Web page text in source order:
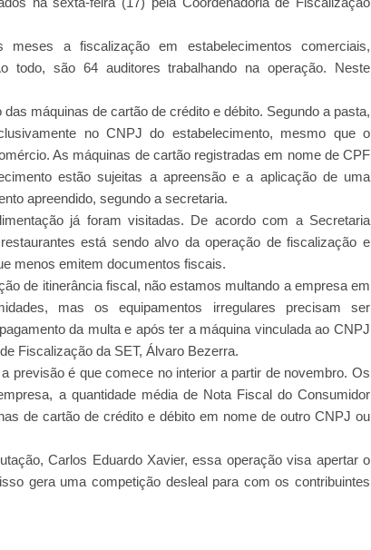
a fiscalização em estabelecimentos comerciais,
todo, são 64 auditores trabalhando na operação. Neste
máquinas de cartão de crédito e débito. Segundo a pasta,
no CNPJ do estabelecimento, mesmo que o
As máquinas de cartão registradas em nome de CPF
estão sujeitas a apreensão e a aplicação de uma
apreendido, segundo a secretaria.
já foram visitadas. De acordo com a Secretaria
está sendo alvo da operação de fiscalização e
menos emitem documentos fiscais.
de itinerância fiscal, não estamos multando a empresa em
mas os equipamentos irregulares precisam ser
da multa e após ter a máquina vinculada ao CNPJ
Fiscalização da SET, Álvaro Bezerra.
previsão é que comece no interior a partir de novembro. Os
a quantidade média de Nota Fiscal do Consumidor
de cartão de crédito e débito em nome de outro CNPJ ou
Carlos Eduardo Xavier, essa operação visa apertar o
gera uma competição desleal para com os contribuintes